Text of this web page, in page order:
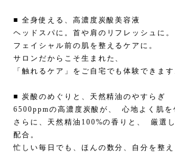
■ 全身使える、高濃度炭酸美容液
ヘッドスパに。首や肩のリフレッシュに。
フェイシャル前の肌を整えるケアに。
サロンだからこそ生まれた、
「触れるケア」をご自宅でも体験できます
■ 炭酸のめぐりと、天然精油のやすらぎ
6500ppmの高濃度炭酸が、 心地よく肌を
さらに、天然精油100%の香りと、 厳選
配合。
忙しい毎日でも、ほんの数分、自分を整え